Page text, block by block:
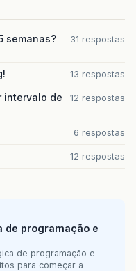
semanas?
31 respostas
13 respostas
intervalo de
12 respostas
6 respostas
12 respostas
de programação e
de programação e
para começar a